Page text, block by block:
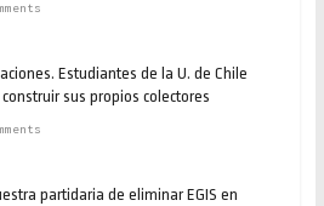
Estudiantes de la U. de Chile
sus propios colectores
partidaria de eliminar EGIS en